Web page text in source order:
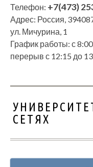
Телефон: +7(473)
Адрес: Россия,
ул. Мичурина, 1
График работы: с
перерыв с 12:15 до
СЕТЯХ